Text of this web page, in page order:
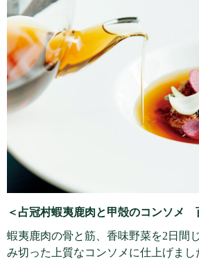
＜占冠村蝦夷鹿肉と甲殻のコンソメ
蝦夷鹿肉の骨と筋、香味野菜を2日間
み切った上質なコンソメに仕上げまし